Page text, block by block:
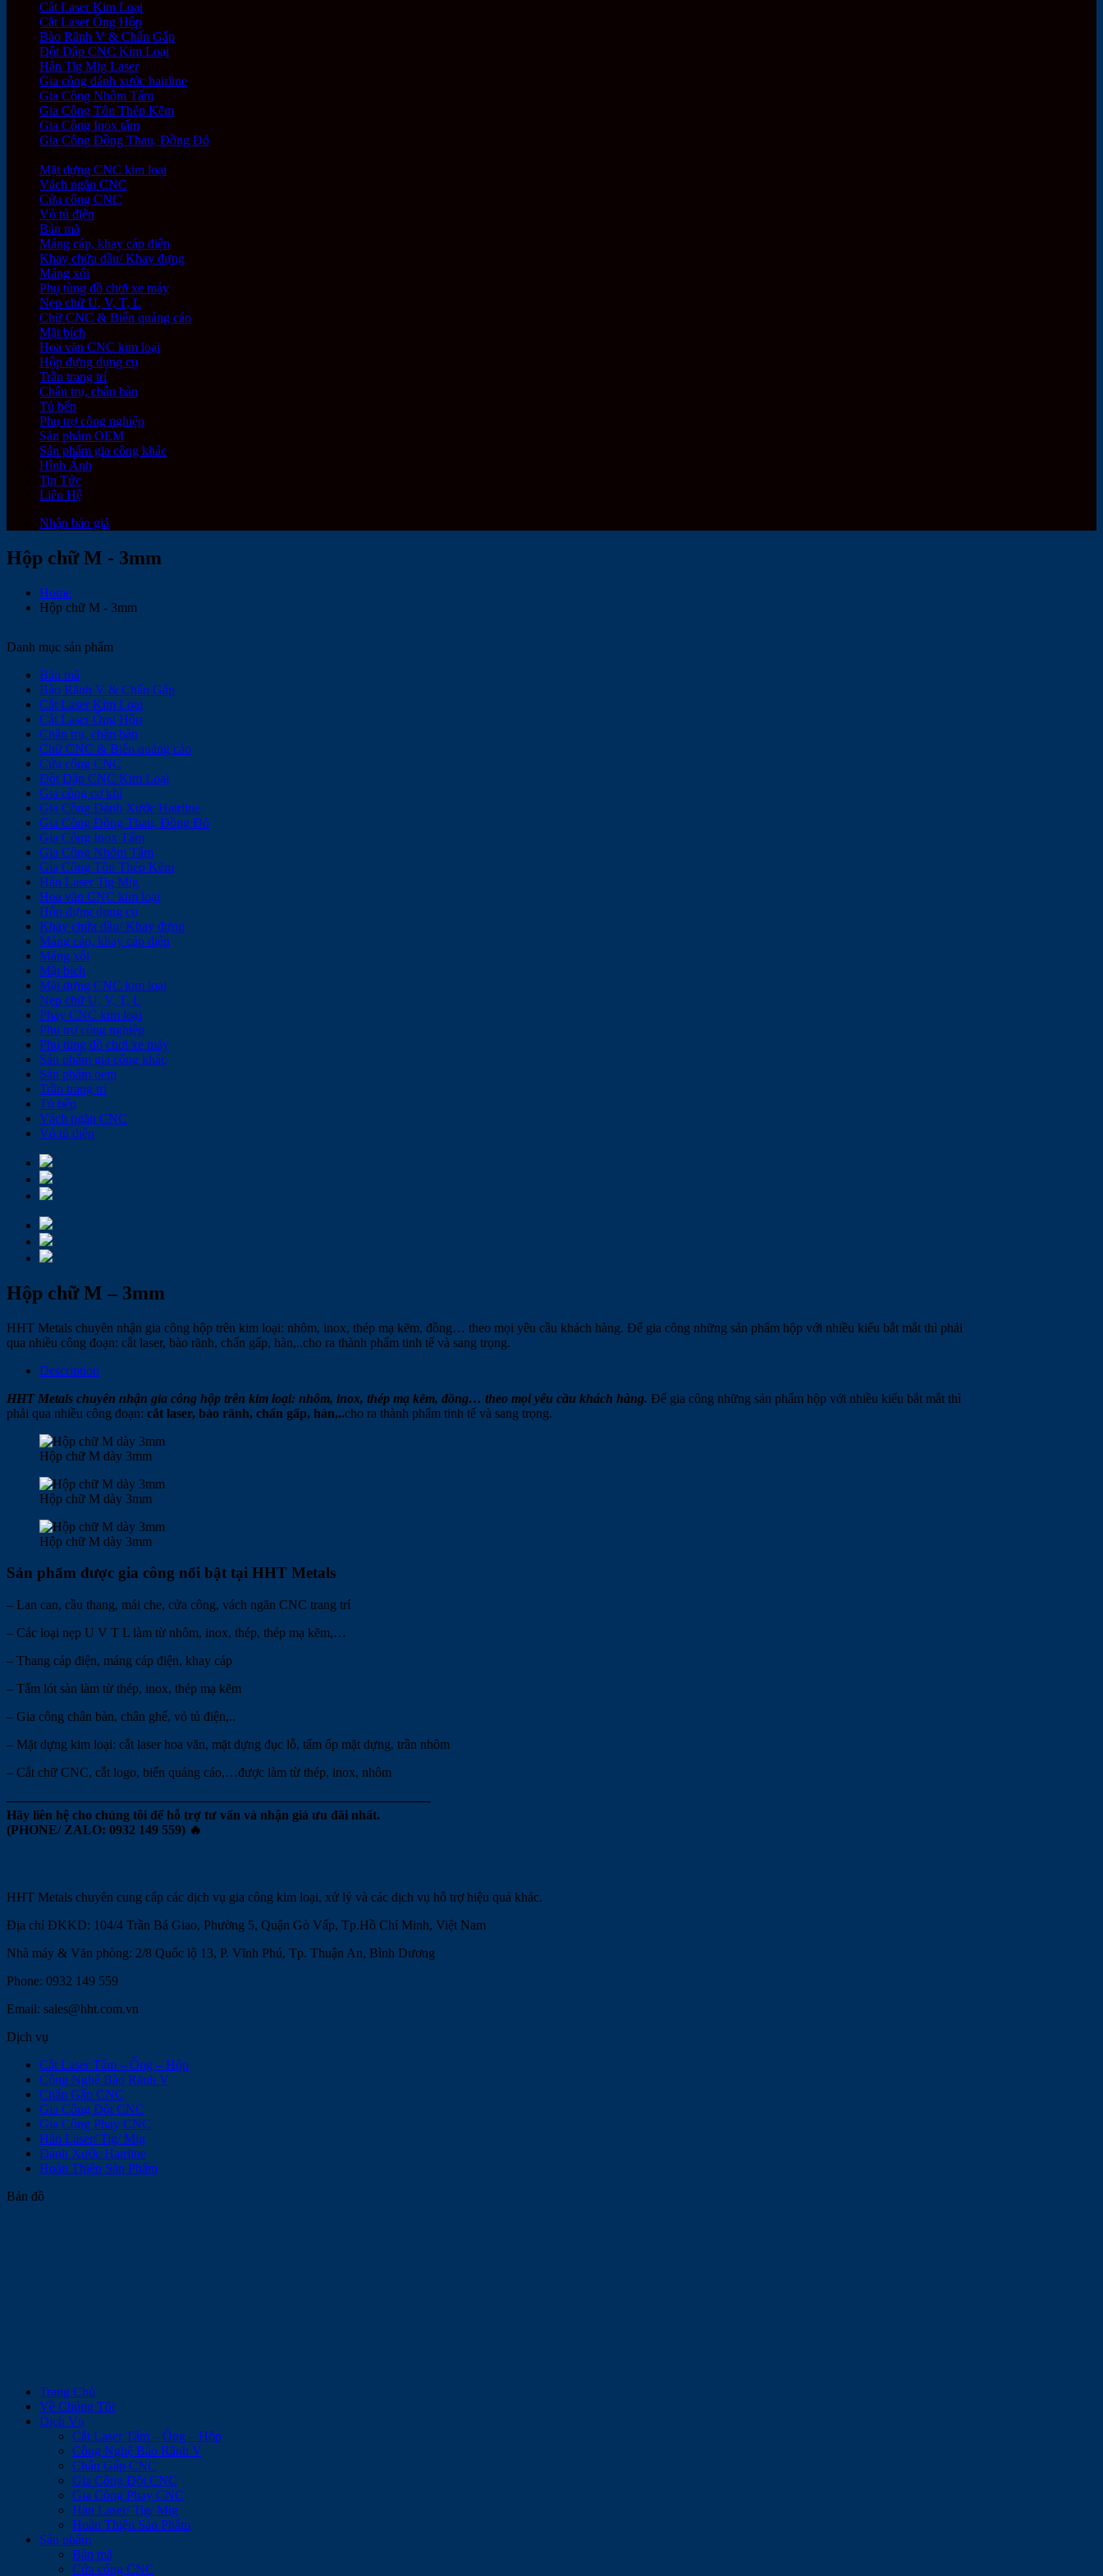
Cắt Laser Kim Loại
Cắt Laser Ống Hộp
Bào Rãnh V & Chấn Gấp
Đột Dập CNC Kim Loại
Hàn Tig Mig Laser
Gia công đánh xước hairline
Gia Công Nhôm Tấm
Gia Công Tôn Thép Kẽm
Gia Công Inox tấm
Gia Công Đồng Thau, Đồng Đỏ
Mặt dựng CNC kim loại
Vách ngăn CNC
Cửa cổng CNC
Vỏ tủ điện
Bản mã
Máng cáp, khay cáp điện
Khay chứa dầu/ Khay đựng
Máng xối
Phụ tùng đồ chơi xe máy
Nẹp chữ U, V, T, L
Chữ CNC & Biển quảng cáo
Mặt bích
Hoa văn CNC kim loại
Hộp đựng dụng cụ
Trần trang trí
Chân trụ, chân bàn
Tủ bếp
Phụ trợ công nghiệp
Sản phảm OEM
Sản phẩm gia công khác
Hình Ảnh
Tin Tức
Liên Hệ
Nhận báo giá
Hộp chữ M - 3mm
Home
Hộp chữ M - 3mm
Danh mục sản phẩm
Bản mã
Bào Rãnh V & Chấn Gấp
Cắt Laser Kim Loại
Cắt Laser Ống Hộp
Chân trụ, chân bàn
Chữ CNC & Biển quảng cáo
Cửa cổng CNC
Đột Dập CNC Kim Loại
Gia công cơ khí
Gia Công Đánh Xước Hairline
Gia Công Đồng Thau, Đồng Đỏ
Gia Công Inox Tấm
Gia Công Nhôm Tấm
Gia Công Tôn Thép Kẽm
Hàn Laser Tig Mig
Hoa văn CNC kim loại
Hộp đựng dụng cụ
Khay chứa dầu/ Khay đựng
Máng cáp, khay cáp điện
Máng xối
Mặt bích
Mặt dựng CNC kim loại
Nẹp chữ U, V, T, L
Phay CNC kim loại
Phụ trợ công nghiệp
Phụ tùng đồ chơi xe máy
Sản phẩm gia công khác
Sản phẩm oem
Trần trang trí
Tủ bếp
Vách ngăn CNC
Vỏ tủ điện
Hộp chữ M – 3mm
HHT Metals chuyên nhận gia công hộp trên kim loại: nhôm, inox, thép mạ kẽm, đồng… theo mọi yêu cầu khách hàng. Để gia công những sản phẩm hộp với nhiều kiểu bắt mắt thì phải
qua nhiều công đoạn: cắt laser, bào rãnh, chấn gấp, hàn,..cho ra thành phẩm tinh tế và sang trọng.
Description
HHT Metals chuyên nhận gia công hộp trên kim loại: nhôm, inox, thép mạ kẽm, đồng… theo mọi yêu cầu khách hàng. Để gia công những sản phẩm hộp với nhiều kiểu bắt mắt thì
phải qua nhiều công đoạn: cắt laser, bào rãnh, chấn gấp, hàn,..cho ra thành phẩm tinh tế và sang trọng.
Hộp chữ M dày 3mm
Hộp chữ M dày 3mm
Hộp chữ M dày 3mm
Sản phẩm được gia công nổi bật tại HHT Metals
– Lan can, cầu thang, mái che, cửa công, vách ngăn CNC trang trí
– Các loại nẹp U V T L làm từ nhôm, inox, thép, thép mạ kẽm,…
– Thang cáp điện, máng cáp điện, khay cáp
– Tấm lót sàn làm từ thép, inox, thép mạ kẽm
– Gia công chân bàn, chân ghế, vỏ tủ điện,..
– Mặt dựng kim loại: cắt laser hoa văn, mặt dựng đục lỗ, tấm ốp mặt dựng, trần nhôm
– Cắt chữ CNC, cắt logo, biển quảng cáo,…được làm từ thép, inox, nhôm
————————————————————————————————-
Hãy liên hệ cho chúng tôi để hỗ trợ tư vấn và nhận giá ưu đãi nhất.
(PHONE/ ZALO: 0932 149 559) 🔥
HHT Metals chuyên cung cấp các dịch vụ gia công kim loại, xử lý và các dịch vụ hỗ trợ hiệu quả khác.
Địa chỉ ĐKKD: 104/4 Trần Bá Giao, Phường 5, Quận Gò Vấp, Tp.Hồ Chí Minh, Việt Nam
Nhà máy & Văn phòng: 2/8 Quốc lộ 13, P. Vĩnh Phú, Tp. Thuận An, Bình Dương
Phone: 0932 149 559
Email: sales@hht.com.vn
Dịch vụ
Cắt Laser Tấm – Ống – Hộp
Công Nghệ Bào Rãnh V
Chấn Gấp CNC
Gia Công Đột CNC
Gia Công Phay CNC
Hàn Laser/ Tig/ Mig
Đánh Xước Hairline
Hoàn Thiện Sản Phẩm
Bản đồ
Trang Chủ
Về Chúng Tôi
Dịch Vụ
Cắt Laser Tấm – Ống – Hộp
Công Nghệ Bào Rãnh V
Chấn Gấp CNC
Gia Công Đột CNC
Gia Công Phay CNC
Hàn Laser/ Tig/ Mig
Hoàn Thiện Sản Phẩm
Sản phẩm
Bản mã
Cửa cổng CNC